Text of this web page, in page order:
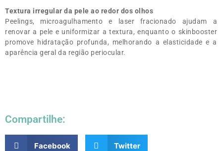
Textura irregular da pele ao redor dos olhos
Peelings, microagulhamento e laser fracionado ajudam a
renovar a pele e uniformizar a textura, enquanto o skinbooster
promove hidratação profunda, melhorando a elasticidade e a
aparência geral da região periocular.
Compartilhe:
Facebook Twitter